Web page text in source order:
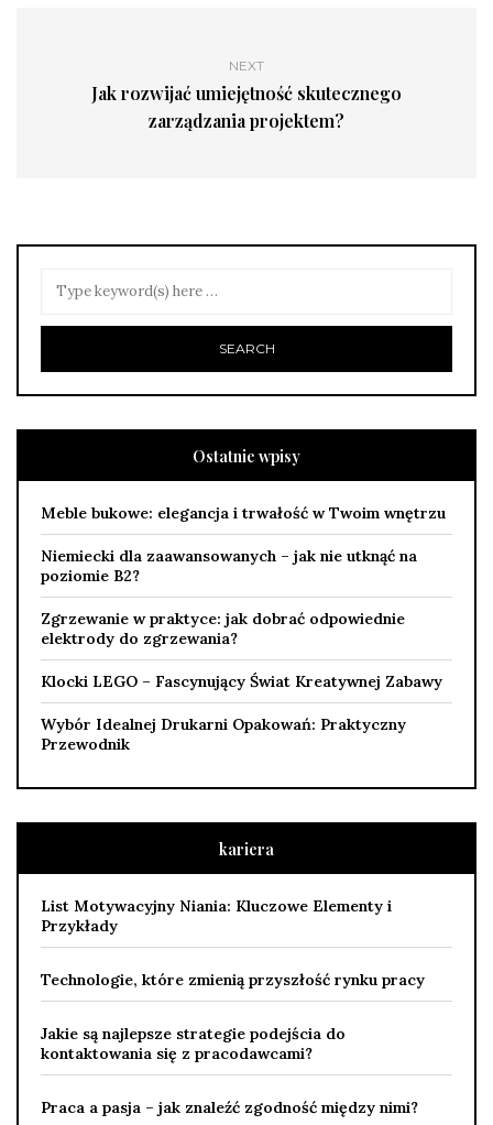
NEXT
Jak rozwijać umiejętność skutecznego
zarządzania projektem?
Ostatnie wpisy
Meble bukowe: elegancja i trwałość w Twoim wnętrzu
Niemiecki dla zaawansowanych – jak nie utknąć na
poziomie B2?
Zgrzewanie w praktyce: jak dobrać odpowiednie
elektrody do zgrzewania?
Klocki LEGO – Fascynujący Świat Kreatywnej Zabawy
Wybór Idealnej Drukarni Opakowań: Praktyczny
Przewodnik
kariera
List Motywacyjny Niania: Kluczowe Elementy i
Przykłady
Technologie, które zmienią przyszłość rynku pracy
Jakie są najlepsze strategie podejścia do
kontaktowania się z pracodawcami?
Praca a pasja – jak znaleźć zgodność między nimi?